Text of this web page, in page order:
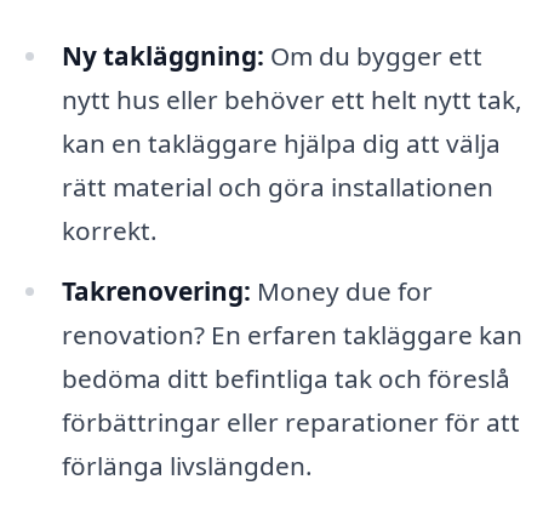
Ny takläggning: Om du bygger ett
nytt hus eller behöver ett helt nytt tak,
kan en takläggare hjälpa dig att välja
rätt material och göra installationen
korrekt.
Takrenovering: Money due for
renovation? En erfaren takläggare kan
bedöma ditt befintliga tak och föreslå
förbättringar eller reparationer för att
förlänga livslängden.